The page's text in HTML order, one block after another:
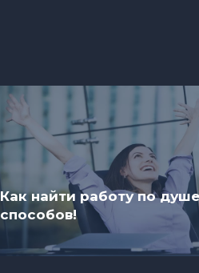
Как найти работу по
способов!